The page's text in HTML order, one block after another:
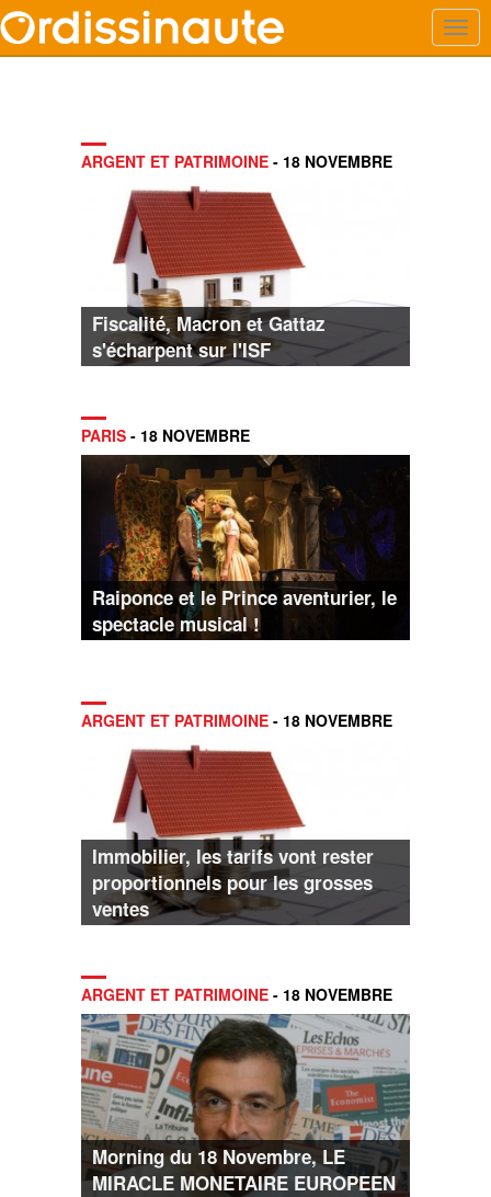
ARGENT ET PATRIMOINE - 18 NOVEMBRE
Fiscalité, Macron et Gattaz
s'écharpent sur l'ISF
PARIS - 18 NOVEMBRE
Raiponce et le Prince aventurier, le
spectacle musical !
ARGENT ET PATRIMOINE - 18 NOVEMBRE
Immobilier, les tarifs vont rester
proportionnels pour les grosses
ventes
ARGENT ET PATRIMOINE - 18 NOVEMBRE
Morning du 18 Novembre, LE
MIRACLE MONETAIRE EUROPEEN